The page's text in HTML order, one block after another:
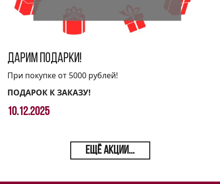
Дарим подарки!
При покупке от 5000 рублей!
ПОДАРОК К ЗАКАЗУ!
10.12.2025
ЕЩЁ АКЦИИ...